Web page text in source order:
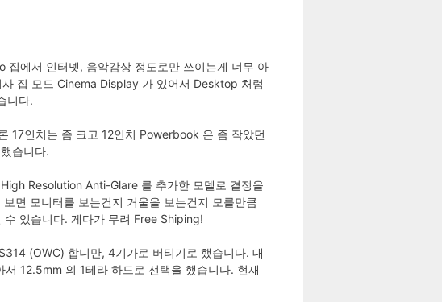
집에서 인터넷, 음악감상 정도로만 쓰이는게 너무 아
집 모드 Cinema Display 가 있어서 Desktop 처럼
니다.
17인치는 좀 크고 12인치 Powerbook 은 좀 작았던
습니다.
Resolution Anti-Glare 를 추가한 모델로 결정을
면 모니터를 보는건지 거울을 보는건지 모를만큼
있습니다. 게다가 무려 Free Shiping!
(OWC) 합니만, 4기가로 버티기로 했습니다. 대
12.5mm 의 1테라 하드로 선택을 했습니다. 현재